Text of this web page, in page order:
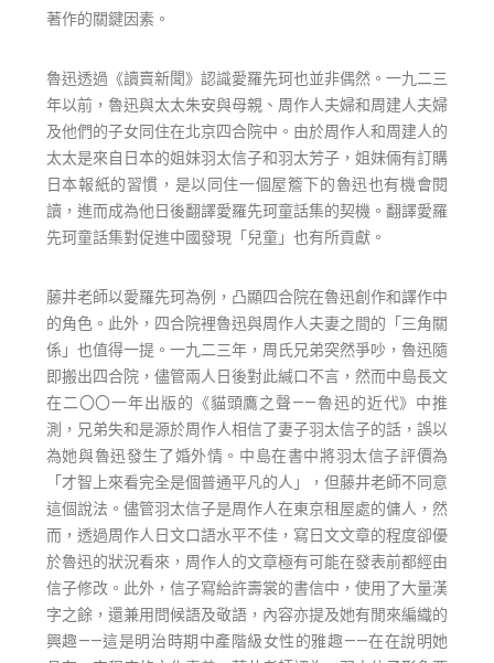
著作的關鍵因素。
魯迅透過《讀賣新聞》認識愛羅先珂也並非偶然。一九二三
年以前，魯迅與太太朱安與母親、周作人夫婦和周建人夫婦
及他們的子女同住在北京四合院中。由於周作人和周建人的
太太是來自日本的姐妹羽太信子和羽太芳子，姐妹倆有訂購
日本報紙的習慣，是以同住一個屋簷下的魯迅也有機會閱
讀，進而成為他日後翻譯愛羅先珂童話集的契機。翻譯愛羅
先珂童話集對促進中國發現「兒童」也有所貢獻。
藤井老師以愛羅先珂為例，凸顯四合院在魯迅創作和譯作中
的角色。此外，四合院裡魯迅與周作人夫妻之間的「三角關
係」也值得一提。一九二三年，周氏兄弟突然爭吵，魯迅隨
即搬出四合院，儘管兩人日後對此緘口不言，然而中島長文
在二〇〇一年出版的《貓頭鷹之聲——魯迅的近代》中推
測，兄弟失和是源於周作人相信了妻子羽太信子的話，誤以
為她與魯迅發生了婚外情。中島在書中將羽太信子評價為
「才智上來看完全是個普通平凡的人」，但藤井老師不同意
這個說法。儘管羽太信子是周作人在東京租屋處的傭人，然
而，透過周作人日文口語水平不佳，寫日文文章的程度卻優
於魯迅的狀況看來，周作人的文章極有可能在發表前都經由
信子修改。此外，信子寫給許壽裳的書信中，使用了大量漢
字之餘，還兼用問候語及敬語，內容亦提及她有閒來編織的
興趣——這是明治時期中產階級女性的雅趣——在在說明她